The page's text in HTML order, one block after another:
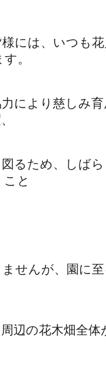
には、いつも
。
により慈しみ
るため、しば
と
せんが、園に
辺の花木畑全